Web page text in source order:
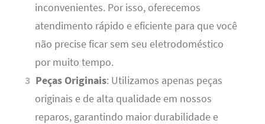
inconvenientes. Por isso, oferecemos
atendimento rápido e eficiente para que você
não precise ficar sem seu eletrodoméstico
por muito tempo.
Peças Originais: Utilizamos apenas peças
originais e de alta qualidade em nossos
reparos, garantindo maior durabilidade e